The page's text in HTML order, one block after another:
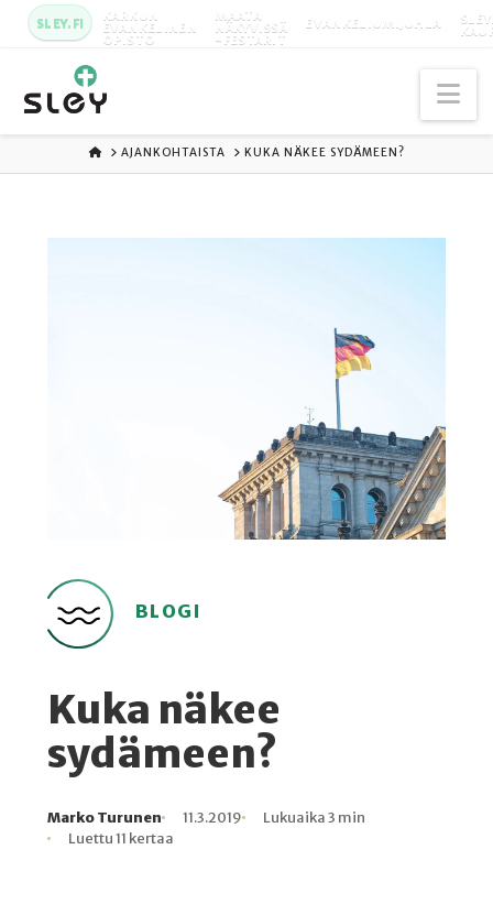
SLEY.FI KARKUN
EVANKELINEN
OPISTO
MAATA
NÄKYVISSÄ
-FESTARIT
EVANKELIUMIJUHLA
ETUSIVU
AJANKOHTAISTA KUKA NÄKEE SYDÄMEEN?
BLOGI
Kuka näkee
sydämeen?
Kirjoittaja
Marko Turunen
Julkaistu
11.3.2019
Lukuaika
Lukuaika 3 min
Lukukertoja
Luettu 11 kertaa